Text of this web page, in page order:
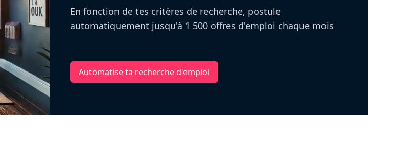
En fonction de tes critères de recherche, postule
automatiquement jusqu'à 1 500 offres d'emploi chaque mois
Automatise ta recherche d'emploi